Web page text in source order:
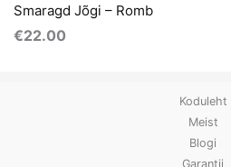
Smaragd Jõgi – Romb
€22.00
Koduleht
Meist
Blogi
Garantii